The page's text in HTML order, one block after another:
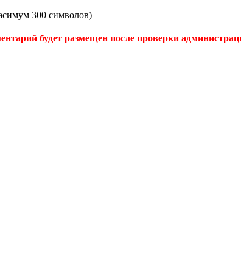
300 символов)
будет размещен после проверки